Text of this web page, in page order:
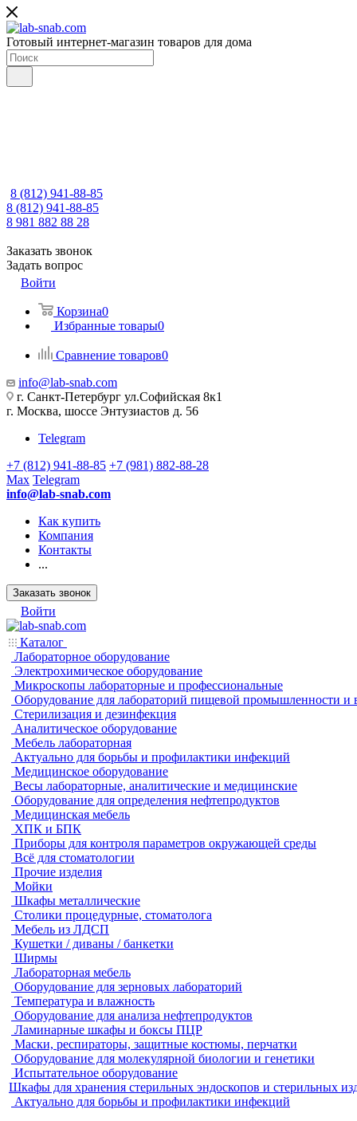
Готовый интернет-магазин товаров для дома
8 (812) 941-88-85
8 (812) 941-88-85
8 981 882 88 28
Заказать звонок
Задать вопрос
Войти
Корзина0
Избранные товары0
Сравнение товаров0
info@lab-snab.com
г. Санкт-Петербург ул.Софийская 8к1
г. Москва, шоссе Энтузиастов д. 56
Telegram
+7 (812) 941-88-85 +7 (981) 882-88-28
Max Telegram
info@lab-snab.com
Как купить
Компания
Контакты
...
Заказать звонок
Войти
Каталог
Лабораторное оборудование
Электрохимическое оборудование
Микроскопы лабораторные и профессиональные
Оборудование для лабораторий пищевой промышленности и
Стерилизация и дезинфекция
Аналитическое оборудование
Мебель лабораторная
Актуально для борьбы и профилактики инфекций
Медицинское оборудование
Весы лабораторные, аналитические и медицинские
Оборудование для определения нефтепродуктов
Медицинская мебель
ХПК и БПК
Приборы для контроля параметров окружающей среды
Всё для стоматологии
Прочие изделия
Мойки
Шкафы металлические
Столики процедурные, стоматолога
Мебель из ЛДСП
Кушетки / диваны / банкетки
Ширмы
Лабораторная мебель
Оборудование для зерновых лабораторий
Температура и влажность
Оборудование для анализа нефтепродуктов
Ламинарные шкафы и боксы ПЦР
Маски, респираторы, защитные костюмы, перчатки
Оборудование для молекулярной биологии и генетики
Испытательное оборудование
Шкафы для хранения стерильных эндоскопов и стерильных
Актуально для борьбы и профилактики инфекций